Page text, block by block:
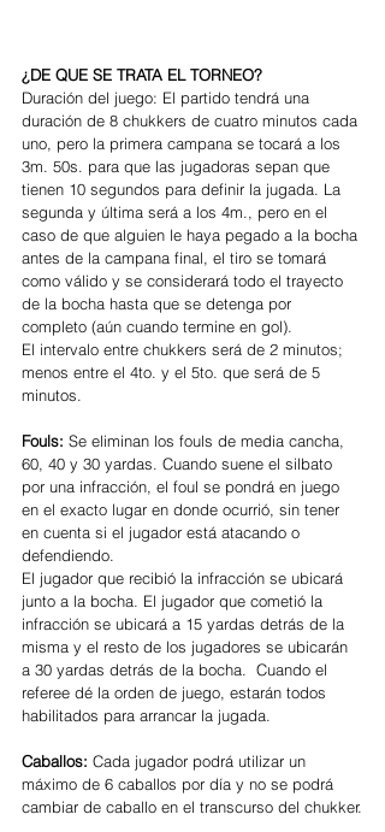
¿DE QUE SE TRATA EL TORNEO?
Duración del juego: El partido tendrá una
duración de 8 chukkers de cuatro minutos cada
uno, pero la primera campana se tocará a los
3m. 50s. para que las jugadoras sepan que
tienen 10 segundos para definir la jugada. La
segunda y última será a los 4m., pero en el
caso de que alguien le haya pegado a la bocha
antes de la campana final, el tiro se tomará
como válido y se considerará todo el trayecto
de la bocha hasta que se detenga por
completo (aún cuando termine en gol).
El intervalo entre chukkers será de 2 minutos;
menos entre el 4to. y el 5to. que será de 5
minutos.
Fouls: Se eliminan los fouls de media cancha,
60, 40 y 30 yardas. Cuando suene el silbato
por una infracción, el foul se pondrá en juego
en el exacto lugar en donde ocurrió, sin tener
en cuenta si el jugador está atacando o
defendiendo.
El jugador que recibió la infracción se ubicará
junto a la bocha. El jugador que cometió la
infracción se ubicará a 15 yardas detrás de la
misma y el resto de los jugadores se ubicarán
a 30 yardas detrás de la bocha.  Cuando el
referee dé la orden de juego, estarán todos
habilitados para arrancar la jugada.
Caballos: Cada jugador podrá utilizar un
máximo de 6 caballos por día y no se podrá
cambiar de caballo en el transcurso del chukker.